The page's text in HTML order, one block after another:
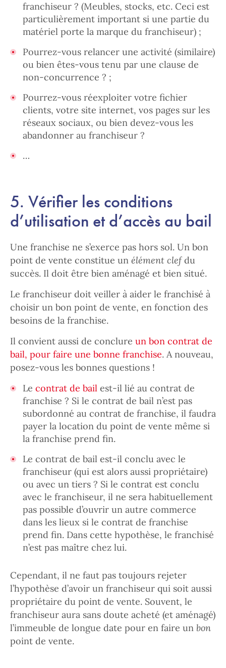
franchiseur ? (Meubles, stocks, etc. Ceci est
particulièrement important si une partie du
matériel porte la marque du franchiseur) ;
Pourrez-vous relancer une activité (similaire)
ou bien êtes-vous tenu par une clause de
non-concurrence ? ;
Pourrez-vous réexploiter votre fichier
clients, votre site internet, vos pages sur les
réseaux sociaux, ou bien devez-vous les
abandonner au franchiseur ?
…
5. Vérifier les conditions
d’utilisation et d’accès au bail
Une franchise ne s’exerce pas hors sol. Un bon
point de vente constitue un élément clefdu
succès. Il doit être bien aménagé et bien situé.
Le franchiseur doit veiller à aider le franchisé à
choisir un bon point de vente, en fonction des
besoins de la franchise.
Il convient aussi de conclure un bon contrat de
bail, pour faire une bonne franchise. A nouveau,
posez-vous les bonnes questions !
Le contrat de bail est-il lié au contrat de
franchise ? Si le contrat de bail n’est pas
subordonné au contrat de franchise, il faudra
payer la location du point de vente même si
la franchise prend fin.
Le contrat de bail est-il conclu avec le
franchiseur (qui est alors aussi propriétaire)
ou avec un tiers ? Si le contrat est conclu
avec le franchiseur, il ne sera habituellement
pas possible d’ouvrir un autre commerce
dans les lieux si le contrat de franchise
prend fin. Dans cette hypothèse, le franchisé
n’est pas maître chez lui.
Cependant, il ne faut pas toujours rejeter
l’hypothèse d’avoir un franchiseur qui soit aussi
propriétaire du point de vente. Souvent, le
franchiseur aura sans doute acheté (et aménagé)
l’immeuble de longue date pour en faire un bon
point de vente.